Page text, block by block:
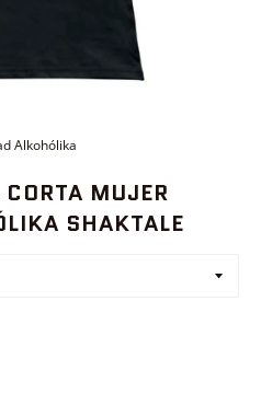
Alkohólika
MUJER
SHAKTALE